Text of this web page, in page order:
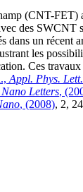
(CNT-FET)
des SWCNT
dans un récent
les
Ces travaux
Appl. Phys. Lett.
Nano Letters,
, (2008), 2,